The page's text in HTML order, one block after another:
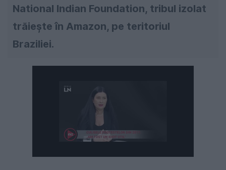
National Indian Foundation, tribul izolat
trăiește în Amazon, pe teritoriul
Braziliei.